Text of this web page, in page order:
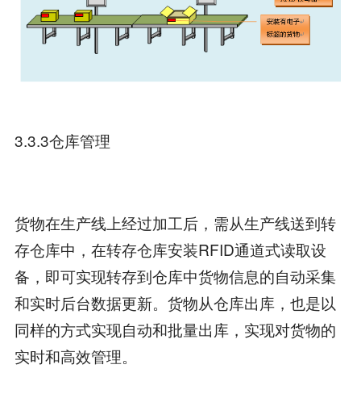
3.3.3仓库管理
货物在生产线上经过加工后，需从生产线送到转
存仓库中，在转存仓库安装RFID通道式读取设
备，即可实现转存到仓库中货物信息的自动采集
和实时后台数据更新。货物从仓库出库，也是以
同样的方式实现自动和批量出库，实现对货物的
实时和高效管理。